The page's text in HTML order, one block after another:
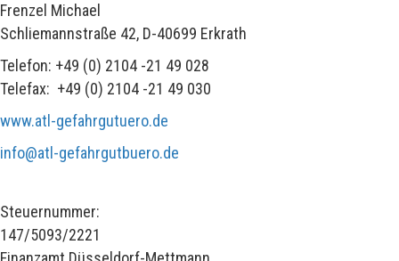
Frenzel Michael
Schliemannstraße 42, D-40699 Erkrath
Telefon: +49 (0) 2104 -21 49 028
Telefax: +49 (0) 2104 -21 49 030
www.atl-gefahrgutuero.de
info@atl-gefahrgutbuero.de
Steuernummer:
147/5093/2221